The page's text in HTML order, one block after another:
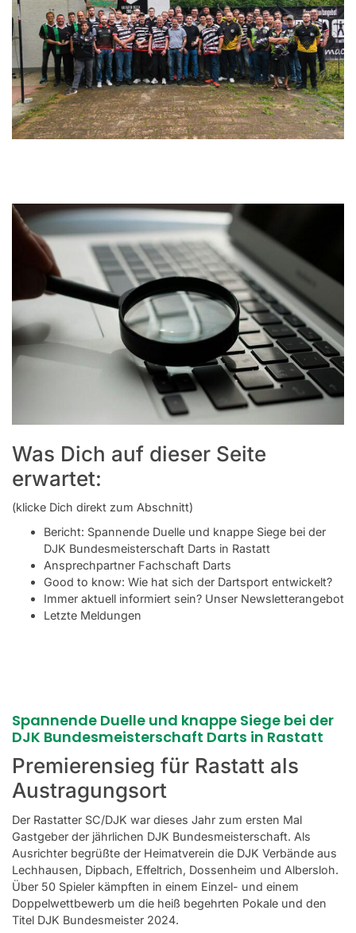
Was Dich auf dieser Seite
erwartet:
(klicke Dich direkt zum Abschnitt)
Bericht: Spannende Duelle und knappe Siege bei der
DJK Bundesmeisterschaft Darts in Rastatt
Ansprechpartner Fachschaft Darts
Good to know: Wie hat sich der Dartsport entwickelt?
Immer aktuell informiert sein? Unser Newsletterangebot
Letzte Meldungen
Spannende Duelle und knappe Siege bei der
DJK Bundesmeisterschaft Darts in Rastatt
Premierensieg für Rastatt als
Austragungsort
Der Rastatter SC/DJK war dieses Jahr zum ersten Mal
Gastgeber der jährlichen DJK Bundesmeisterschaft. Als
Ausrichter begrüßte der Heimatverein die DJK Verbände aus
Lechhausen, Dipbach, Effeltrich, Dossenheim und Albersloh.
Über 50 Spieler kämpften in einem Einzel- und einem
Doppelwettbewerb um die heiß begehrten Pokale und den
Titel DJK Bundesmeister 2024.
Service
Aus- und Fortbildungen
Kontakt
Bundessportfest '26